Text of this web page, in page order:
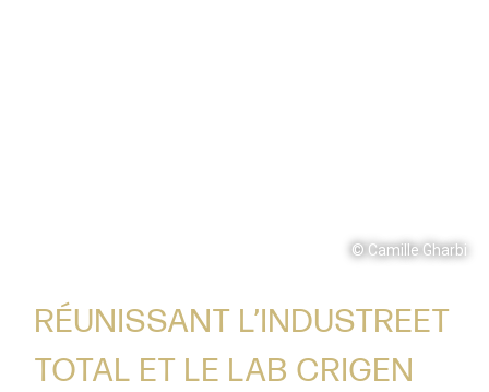
© Camille Gharbi
RÉUNISSANT L’INDUSTREET
TOTAL ET LE LAB CRIGEN